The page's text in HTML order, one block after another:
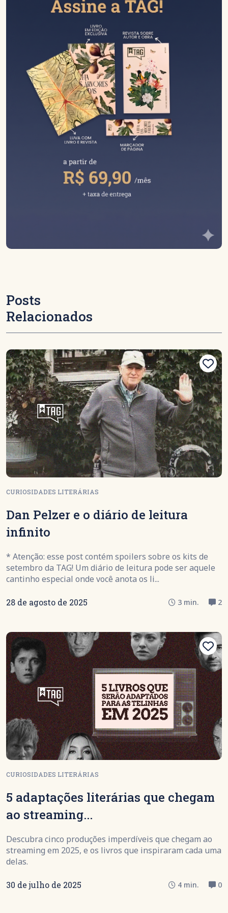
Posts
Relacionados
CURIOSIDADES LITERÁRIAS
Dan Pelzer e o diário de leitura
infinito
* Atenção: esse post contém spoilers sobre os kits de
setembro da TAG! Um diário de leitura pode ser aquele
cantinho especial onde você anota os li...
28 de agosto de 2025 3 min. 2
CURIOSIDADES LITERÁRIAS
5 adaptações literárias que chegam
ao streaming...
Descubra cinco produções imperdíveis que chegam ao
streaming em 2025, e os livros que inspiraram cada uma
delas.
30 de julho de 2025 4 min. 0